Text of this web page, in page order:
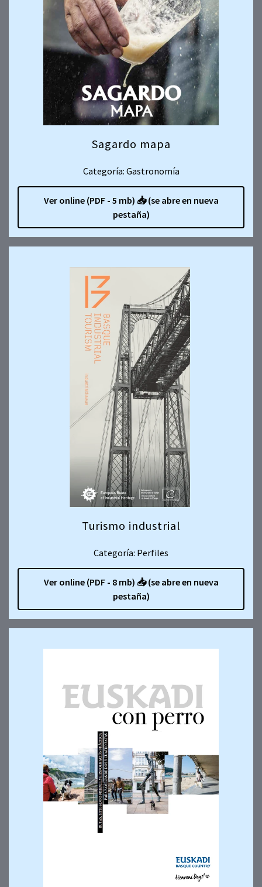
Sagardo mapa
Categoría: Gastronomía
Ver online (PDF - 5 mb) 📥 (se abre en nueva
pestaña)
Turismo industrial
Categoría: Perfiles
Ver online (PDF - 8 mb) 📥 (se abre en nueva
pestaña)